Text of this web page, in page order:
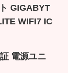
GIGABYT
WIFI7 IC
電源ユニ